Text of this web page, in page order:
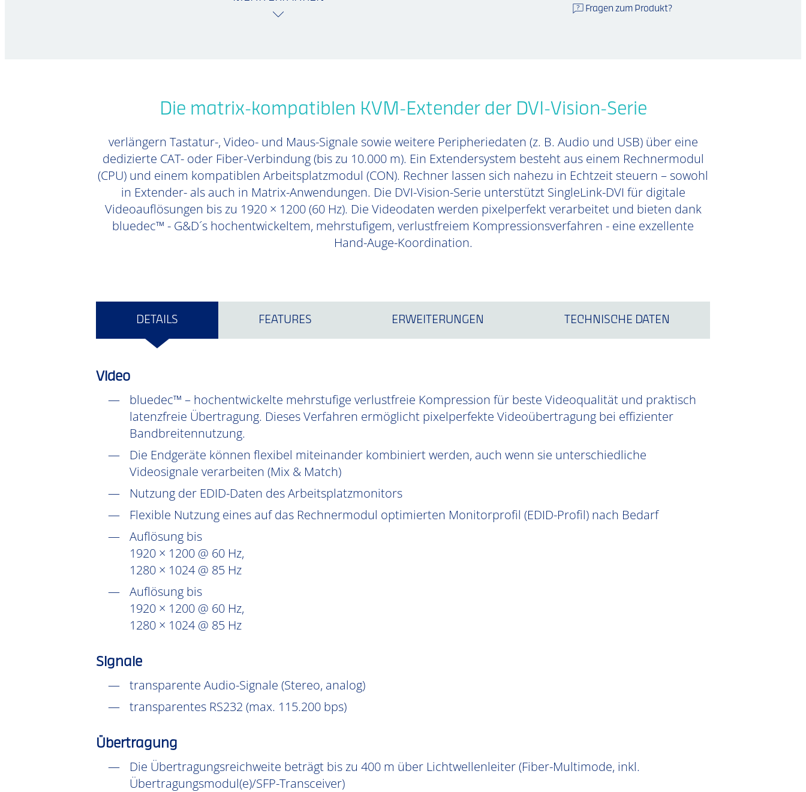
Fragen zum Produkt?
Die matrix-kompatiblen KVM-Extender der DVI-Vision-Serie
verlängern Tastatur-, Video- und Maus-Signale sowie weitere Peripheriedaten (z. B. Audio und USB) über eine
dedizierte CAT- oder Fiber-Verbindung (bis zu 10.000 m). Ein Extendersystem besteht aus einem Rechnermodul
(CPU) und einem kompatiblen Arbeitsplatzmodul (CON). Rechner lassen sich nahezu in Echtzeit steuern – sowohl
in Extender- als auch in Matrix-Anwendungen. Die DVI-Vision-Serie unterstützt SingleLink-DVI für digitale
Videoauflösungen bis zu 1920 × 1200 (60 Hz). Die Videodaten werden pixelperfekt verarbeitet und bieten dank
bluedec™ - G&D´s hochentwickeltem, mehrstufigem, verlustfreiem Kompressionsverfahren - eine exzellente
Hand-Auge-Koordination.
DETAILS FEATURES ERWEITERUNGEN TECHNISCHE DATEN
Video
bluedec™ – hochentwickelte mehrstufige verlustfreie Kompression für beste Videoqualität und praktisch
latenzfreie Übertragung. Dieses Verfahren ermöglicht pixelperfekte Videoübertragung bei effizienter
Bandbreitennutzung.
Die Endgeräte können flexibel miteinander kombiniert werden, auch wenn sie unterschiedliche
Videosignale verarbeiten (Mix & Match)
Nutzung der EDID-Daten des Arbeitsplatzmonitors
Flexible Nutzung eines auf das Rechnermodul optimierten Monitorprofil (EDID-Profil) nach Bedarf
Auflösung bis
1920 × 1200 @ 60 Hz,
1280 × 1024 @ 85 Hz
Auflösung bis
1920 × 1200 @ 60 Hz,
1280 × 1024 @ 85 Hz
Signale
transparente Audio-Signale (Stereo, analog)
transparentes RS232 (max. 115.200 bps)
Übertragung
Die Übertragungsreichweite beträgt bis zu 400 m über Lichtwellenleiter (Fiber-Multimode, inkl.
Übertragungsmodul(e)/SFP-Transceiver)